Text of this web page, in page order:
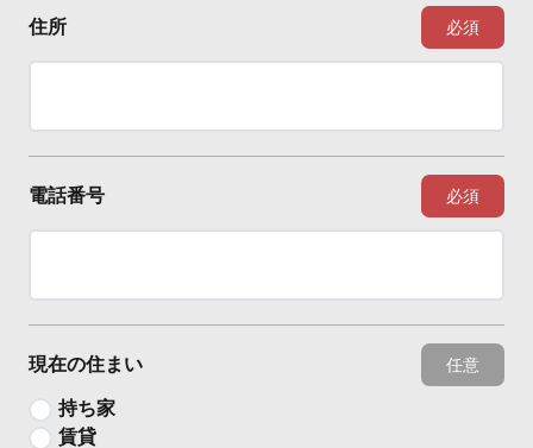
住所 必須
電話番号 必須
現在の住まい 任意
持ち家
賃貸